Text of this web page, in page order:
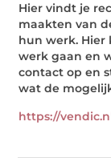
Hier vindt je
maakten van
hun werk. Hier
werk gaan en
contact op en
wat de
https://